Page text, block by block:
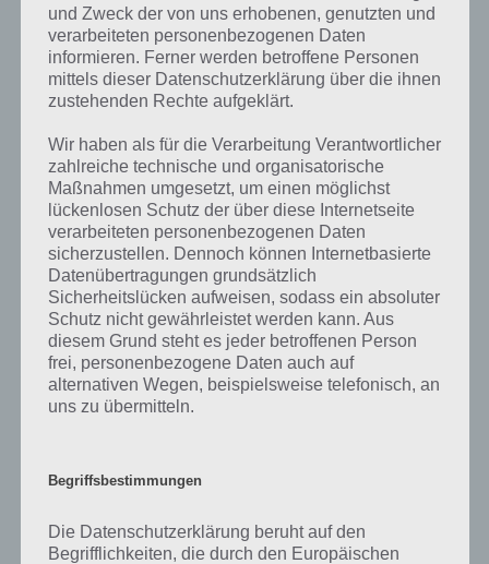
Bedeutungen haben. So handelt es sich bei einem Rock
beispielsweise um ein Kleidungsstück. Während heutzutage vor
allem Frauen Röcke tragen, war das nicht immer so. So trugen im
Mittelalter beide Geschlechter Röcke, wobei das vor allem die armen
Stände betraf, wobei es damals ein Obergewand gab. Erst im 15.
zunächst noch zusammengenäht war. Heutzutage gibt es
verschiedene Formen des Rocks, so unter anderem der Minirock, der
bereits bei der Mitte der Oberschenkel aufhört. Der Midirock
bedeckt auch die Knie und der Maxirock geht bis zu den Knöcheln.
Rock ist auch der Bestandteil von Rockmusik, einem Musikstil.
Rockmusik ist dabei ein Oberbegriff und hat sich aus der
Vermischung des Rock ‚n‘ Roll mit anderen Musikstilen entwickelt.
Der Rock n Roll entwickelte sich in den USA in den 1950er und 60er
Jahren. Dabei gab es einen Sänger, der als Frontmann agierte. Dazu
kommen Bandmitglieder mit Gitarre, Kontrabass und Schlagzeug.
WIe erwähnt hat sich die Rockmusik us dem Rock n Roll gebildet.
viele weitere.
Rock ist aber auch ein Begriff beim Felsklettern. So meint Rock bzw.
Der Plural Rocks Klemmteile. Diese werden in kleine und mittlerweile
und Zweck der von uns erhobenen, genutzten und
verarbeiteten personenbezogenen Daten
informieren. Ferner werden betroffene Personen
mittels dieser Datenschutzerklärung über die ihnen
zustehenden Rechte aufgeklärt.
Wir haben als für die Verarbeitung Verantwortlicher
zahlreiche technische und organisatorische
Maßnahmen umgesetzt, um einen möglichst
lückenlosen Schutz der über diese Internetseite
verarbeiteten personenbezogenen Daten
sicherzustellen. Dennoch können Internetbasierte
Datenübertragungen grundsätzlich
Sicherheitslücken aufweisen, sodass ein absoluter
Schutz nicht gewährleistet werden kann. Aus
diesem Grund steht es jeder betroffenen Person
frei, personenbezogene Daten auch auf
alternativen Wegen, beispielsweise telefonisch, an
uns zu übermitteln.
Begriffsbestimmungen
Die Datenschutzerklärung beruht auf den
Begrifflichkeiten, die durch den Europäischen